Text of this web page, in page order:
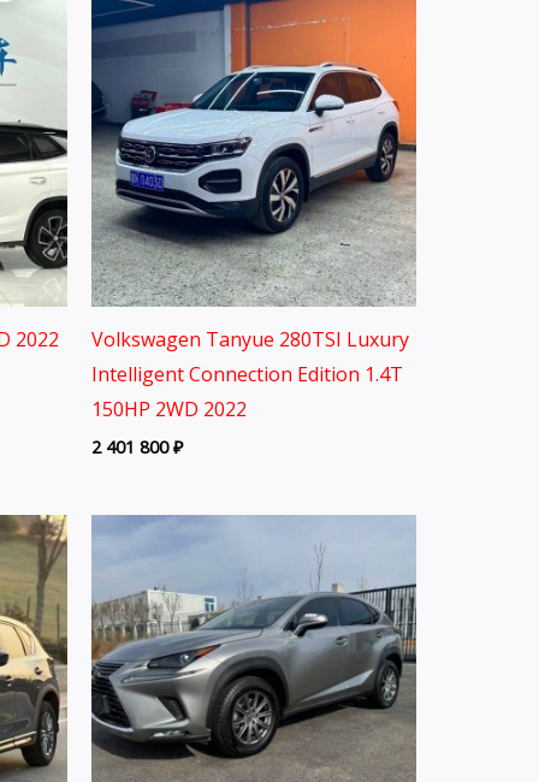
2022
Volkswagen Tanyue 280TSI Luxury
Intelligent Connection Edition 1.4T
150HP 2WD 2022
2 401 800₽